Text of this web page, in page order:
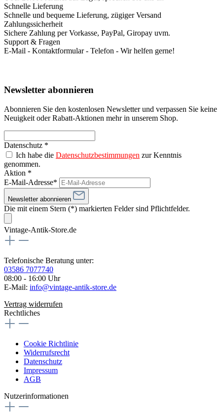
Schnelle Lieferung
Schnelle und bequeme Lieferung, zügiger Versand
Zahlungssicherheit
Sichere Zahlung per Vorkasse, PayPal, Giropay uvm.
Support & Fragen
E-Mail - Kontaktformular - Telefon - Wir helfen gerne!
Newsletter abonnieren
Abonnieren Sie den kostenlosen Newsletter und verpassen Sie keine
Neuigkeit oder Rabatt-Aktionen mehr in unserem Shop.
Datenschutz *
Ich habe die Datenschutzbestimmungen zur Kenntnis
genommen.
Aktion *
E-Mail-Adresse*
Newsletter abonnieren
Die mit einem Stern (*) markierten Felder sind Pflichtfelder.
Vintage-Antik-Store.de
Telefonische Beratung unter:
03586 7077740
08:00 - 16:00 Uhr
E-Mail: info@vintage-antik-store.de
Vertrag widerrufen
Rechtliches
Cookie Richtlinie
Widerrufsrecht
Datenschutz
Impressum
AGB
Nutzerinformationen